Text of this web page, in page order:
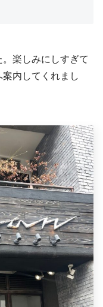
楽しみにしすぎて
内してくれまし